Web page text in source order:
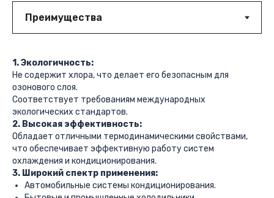
1. Экологичность:
Не содержит хлора, что делает его безопасным для
озонового слоя.
Соответствует требованиям международных
экологических стандартов.
2. Высокая эффективность:
Обладает отличными термодинамическими свойствами,
что обеспечивает эффективную работу систем
охлаждения и кондиционирования.
3. Широкий спектр применения:
Автомобильные системы кондиционирования.